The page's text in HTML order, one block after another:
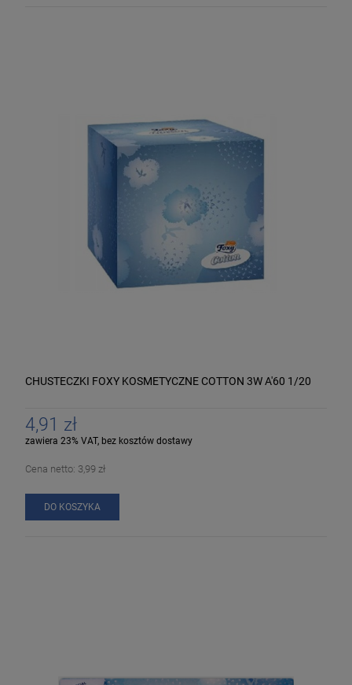
CHUSTECZKI FOXY KOSMETYCZNE COTTON 3W A'60 1/20
4,91 zł
zawiera 23% VAT, bez kosztów dostawy
Cena netto: 3,99 zł
DO KOSZYKA